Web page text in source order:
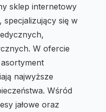
sklep internetowy
specjalizujący się w
W ofercie
najwyższe
Wśród
jałowe oraz